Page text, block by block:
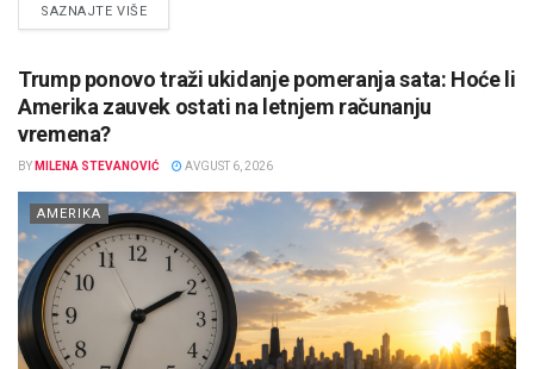
SAZNAJTE VIŠEDETAILS
Trump ponovo traži ukidanje pomeranja sata: Hoće li
Amerika zauvek ostati na letnjem računanju
vremena?
BY MILENA STEVANOVIĆ AVGUST 6, 2026
AMERIKA